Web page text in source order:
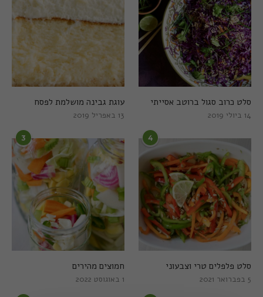
עוגת גבינה מושלמת לפסח
13 באפריל 2019
סלט כרוב סגול ברוטב אסייתי
14 ביולי 2019
3
חמוצים מהירים
1 באוגוסט 2022
4
סלט פלפלים טרי וצבעוני
5 בפברואר 2021